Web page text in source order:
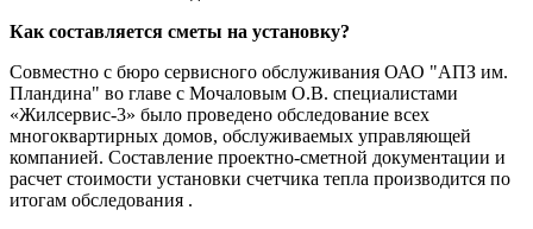
Как составляется сметы на установку?
Совместно с бюро сервисного обслуживания ОАО "АПЗ им.
Пландина" во главе с Мочаловым О.В. специалистами
«Жилсервис-3» было проведено обследование всех
многоквартирных домов, обслуживаемых управляющей
компанией. Составление проектно-сметной документации и
расчет стоимости установки счетчика тепла производится по
итогам обследования .